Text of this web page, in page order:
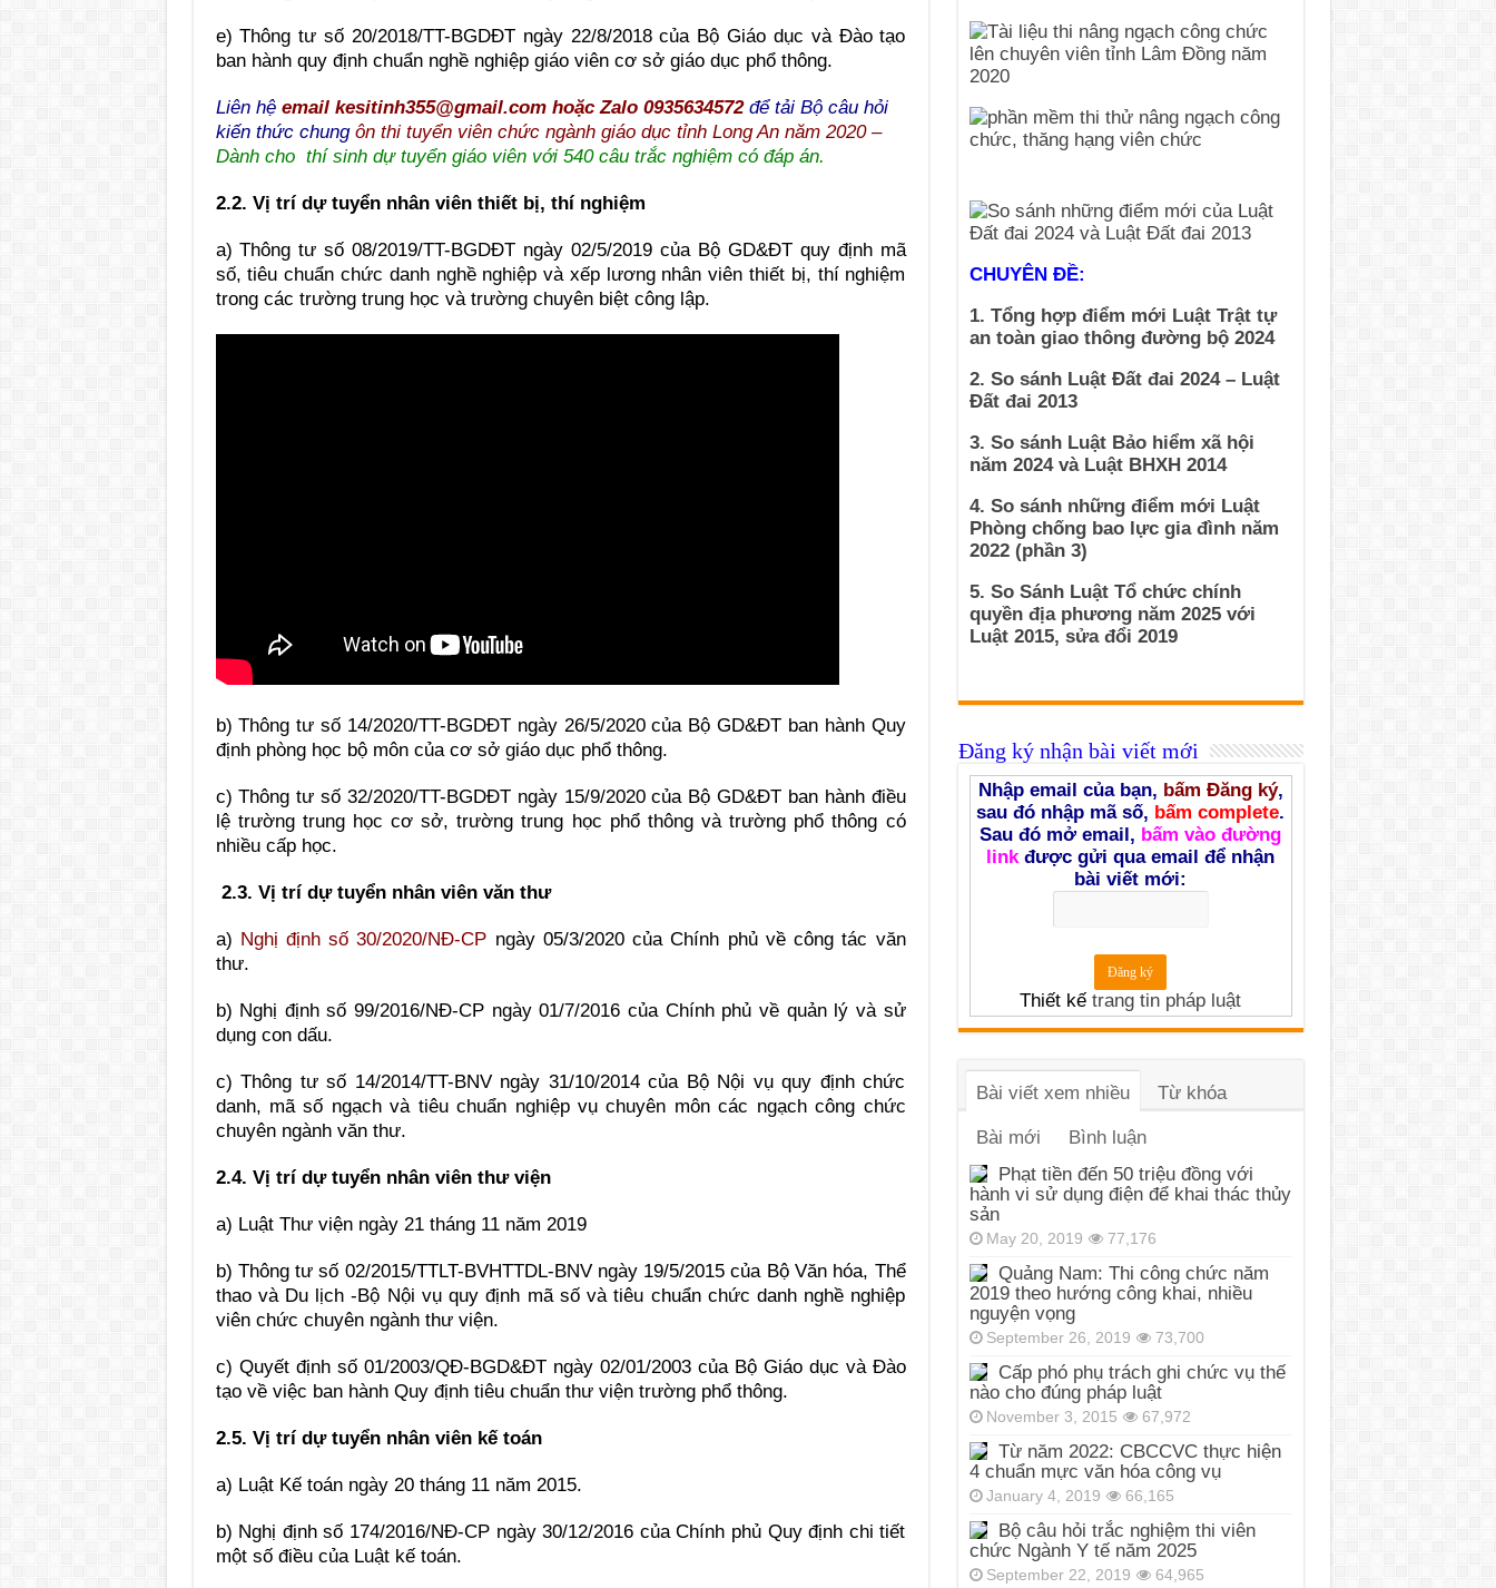
e) Thông tư số 20/2018/TT-BGDĐT ngày 22/8/2018 của Bộ Giáo dục và Đào tạo
ban hành quy định chuẩn nghề nghiệp giáo viên cơ sở giáo dục phổ thông.
Liên hệ email kesitinh355@gmail.com hoặc Zalo 0935634572để tải Bộ câu hỏi
kiến thức chung ôn thi tuyển viên chức ngành giáo dục tỉnh Long An năm 2020 –
Dành cho thí sinh dự tuyển giáo viên với 540 câu trắc nghiệm có đáp án.
2.2. Vị trí dự tuyển nhân viên thiết bị, thí nghiệm
a) Thông tư số 08/2019/TT-BGDĐT ngày 02/5/2019 của Bộ GD&ĐT quy định mã
số, tiêu chuẩn chức danh nghề nghiệp và xếp lương nhân viên thiết bị, thí nghiệm
trong các trường trung học và trường chuyên biệt công lập.
b) Thông tư số 14/2020/TT-BGDĐT ngày 26/5/2020 của Bộ GD&ĐT ban hành Quy
định phòng học bộ môn của cơ sở giáo dục phổ thông.
c) Thông tư số 32/2020/TT-BGDĐT ngày 15/9/2020 của Bộ GD&ĐT ban hành điều
lệ trường trung học cơ sở, trường trung học phổ thông và trường phổ thông có
nhiều cấp học.
2.3. Vị trí dự tuyển nhân viên văn thư
a) Nghị định số 30/2020/NĐ-CP ngày 05/3/2020 của Chính phủ về công tác văn
thư.
b) Nghị định số 99/2016/NĐ-CP ngày 01/7/2016 của Chính phủ về quản lý và sử
dụng con dấu.
c) Thông tư số 14/2014/TT-BNV ngày 31/10/2014 của Bộ Nội vụ quy định chức
danh, mã số ngạch và tiêu chuẩn nghiệp vụ chuyên môn các ngạch công chức
chuyên ngành văn thư.
2.4. Vị trí dự tuyển nhân viên thư viện
a) Luật Thư viện ngày 21 tháng 11 năm 2019
b) Thông tư số 02/2015/TTLT-BVHTTDL-BNV ngày 19/5/2015 của Bộ Văn hóa, Thể
thao và Du lịch -Bộ Nội vụ quy định mã số và tiêu chuẩn chức danh nghề nghiệp
viên chức chuyên ngành thư viện.
c) Quyết định số 01/2003/QĐ-BGD&ĐT ngày 02/01/2003 của Bộ Giáo dục và Đào
tạo về việc ban hành Quy định tiêu chuẩn thư viện trường phổ thông.
2.5. Vị trí dự tuyển nhân viên kế toán
a) Luật Kế toán ngày 20 tháng 11 năm 2015.
b) Nghị định số 174/2016/NĐ-CP ngày 30/12/2016 của Chính phủ Quy định chi tiết
một số điều của Luật kế toán.
CHUYÊN ĐỀ:
1. Tổng hợp điểm mới Luật Trật tự
an toàn giao thông đường bộ 2024
2. So sánh Luật Đất đai 2024 – Luật
Đất đai 2013
3. So sánh Luật Bảo hiểm xã hội
năm 2024 và Luật BHXH 2014
4. So sánh những điểm mới Luật
Phòng chống bao lực gia đình năm
2022 (phần 3)
5. So Sánh Luật Tổ chức chính
quyền địa phương năm 2025 với
Luật 2015, sửa đổi 2019
Đăng ký nhận bài viết mới
Nhập email của bạn, bấm Đăng ký,
sau đó nhập mã số, bấm complete.
Sau đó mở email, bấm vào đường
link được gửi qua email để nhận
bài viết mới:
Thiết kế trang tin pháp luật
Bài viết xem nhiều Từ khóa
Bài mới
Bình luận
Phạt tiền đến 50 triệu đồng với
hành vi sử dụng điện để khai thác thủy
sản
May 20, 2019 77,176
Quảng Nam: Thi công chức năm
2019 theo hướng công khai, nhiều
nguyện vọng
September 26, 2019 73,700
Cấp phó phụ trách ghi chức vụ thế
nào cho đúng pháp luật
November 3, 2015 67,972
Từ năm 2022: CBCCVC thực hiện
4 chuẩn mực văn hóa công vụ
January 4, 2019 66,165
Bộ câu hỏi trắc nghiệm thi viên
chức Ngành Y tế năm 2025
September 22, 2019 64,965